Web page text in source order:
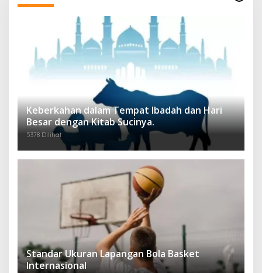
Keberkahan dalam Tempat Ibadah dan Hari
Besar dengan Kitab Sucinya.
5378 Dilihat
Standar Ukuran Lapangan Bola Basket
Internasional